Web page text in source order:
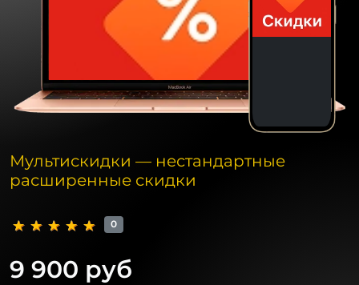
Мультискидки — нестандартные
расширенные скидки
0
9 900 руб